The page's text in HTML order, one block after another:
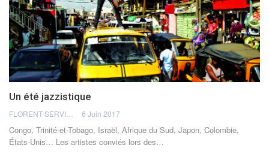
Un été jazzistique
6 Juin 2017
Congo, Trinité-et-Tobago, Israël, Afrique du Sud, Japon, Colombie,
États-Unis… Les artistes conviés lors des…